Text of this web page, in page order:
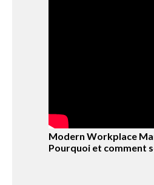
Modern Workplace
Pourquoi et comment